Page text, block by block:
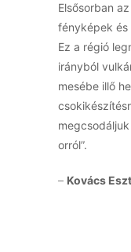
Elsősorban
fényképek és
Ez a régió
irányból
mesébe illő
orról”.
– Kovács